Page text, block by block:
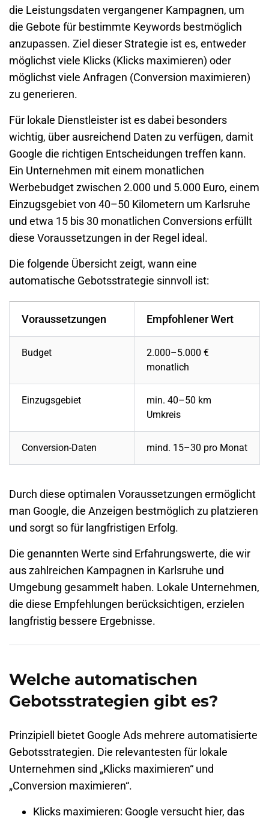
die Leistungsdaten vergangener Kampagnen, um
die Gebote für bestimmte Keywords bestmöglich
anzupassen. Ziel dieser Strategie ist es, entweder
möglichst viele Klicks (Klicks maximieren) oder
möglichst viele Anfragen (Conversion maximieren)
zu generieren.
Für lokale Dienstleister ist es dabei besonders
wichtig, über ausreichend Daten zu verfügen, damit
Google die richtigen Entscheidungen treffen kann.
Ein Unternehmen mit einem monatlichen
Werbebudget zwischen 2.000 und 5.000 Euro, einem
Einzugsgebiet von 40–50 Kilometern um Karlsruhe
und etwa 15 bis 30 monatlichen Conversions erfüllt
diese Voraussetzungen in der Regel ideal.
Die folgende Übersicht zeigt, wann eine
automatische Gebotsstrategie sinnvoll ist:
Voraussetzungen Empfohlener Wert
Budget
2.000–5.000 €
monatlich
Einzugsgebiet
min. 40–50 km
Umkreis
Conversion-Daten mind. 15–30 pro Monat
Durch diese optimalen Voraussetzungen ermöglicht
man Google, die Anzeigen bestmöglich zu platzieren
und sorgt so für langfristigen Erfolg.
Die genannten Werte sind Erfahrungswerte, die wir
aus zahlreichen Kampagnen in Karlsruhe und
Umgebung gesammelt haben. Lokale Unternehmen,
die diese Empfehlungen berücksichtigen, erzielen
langfristig bessere Ergebnisse.
Welche automatischen
Gebotsstrategien gibt es?
Prinzipiell bietet Google Ads mehrere automatisierte
Gebotsstrategien. Die relevantesten für lokale
Unternehmen sind „Klicks maximieren“ und
„Conversion maximieren“.
Klicks maximieren: Google versucht hier, das